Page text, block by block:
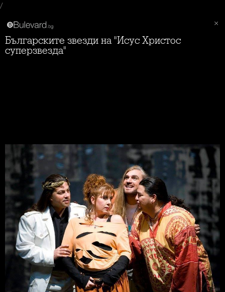
/
Българските звезди на "Исус Христос
суперзвезда"